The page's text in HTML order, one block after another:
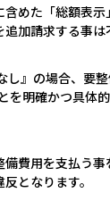
めた「総額表
加請求する事は
し』の場合、要
を明確かつ具体
備費用を支払う
となります。